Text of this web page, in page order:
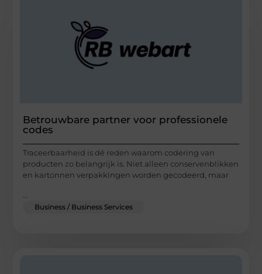
Betrouwbare partner voor professionele
codes
Traceerbaarheid is dé reden waarom codering van
producten zo belangrijk is. Niet alleen conservenblikken
en kartonnen verpakkingen worden gecodeerd, maar
Business / Business Services